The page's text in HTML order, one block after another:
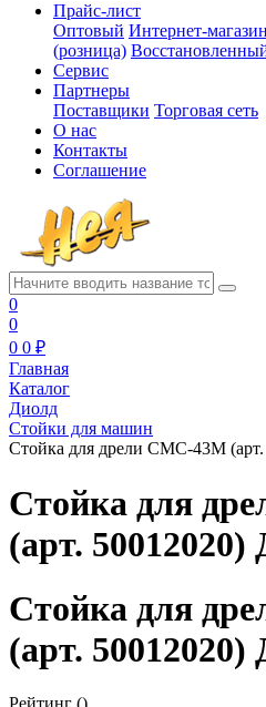
Прайс-лист
Оптовый Интернет-магазин
(розница)
Сервис
Партнеры
Поставщики Торговая сеть
О нас
Контакты
Соглашение
0
0
0 0 ₽
Главная
Каталог
Диолд
Стойки для машин
Стойка для дрели СМС-43М
Стойка для
(арт.
Стойка для
(арт.